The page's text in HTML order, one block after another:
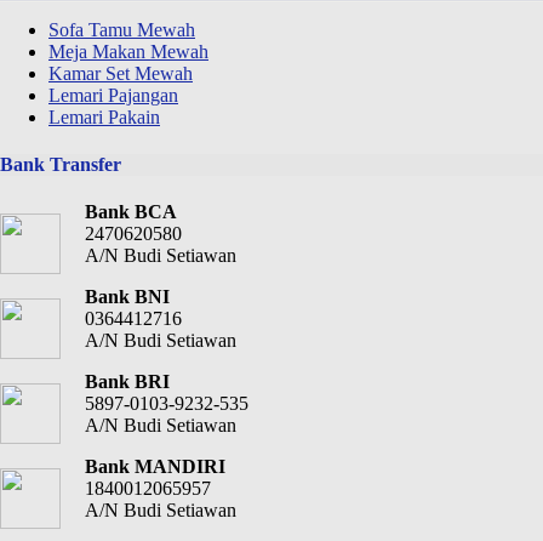
Sofa Tamu Mewah
Meja Makan Mewah
Kamar Set Mewah
Lemari Pajangan
Lemari Pakain
Bank Transfer
Bank BCA
2470620580
A/N Budi Setiawan
Bank BNI
0364412716
A/N Budi Setiawan
Bank BRI
5897-0103-9232-535
A/N Budi Setiawan
Bank MANDIRI
1840012065957
A/N Budi Setiawan